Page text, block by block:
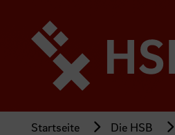
Seiteninhalt
springen
Startseite Die HSB